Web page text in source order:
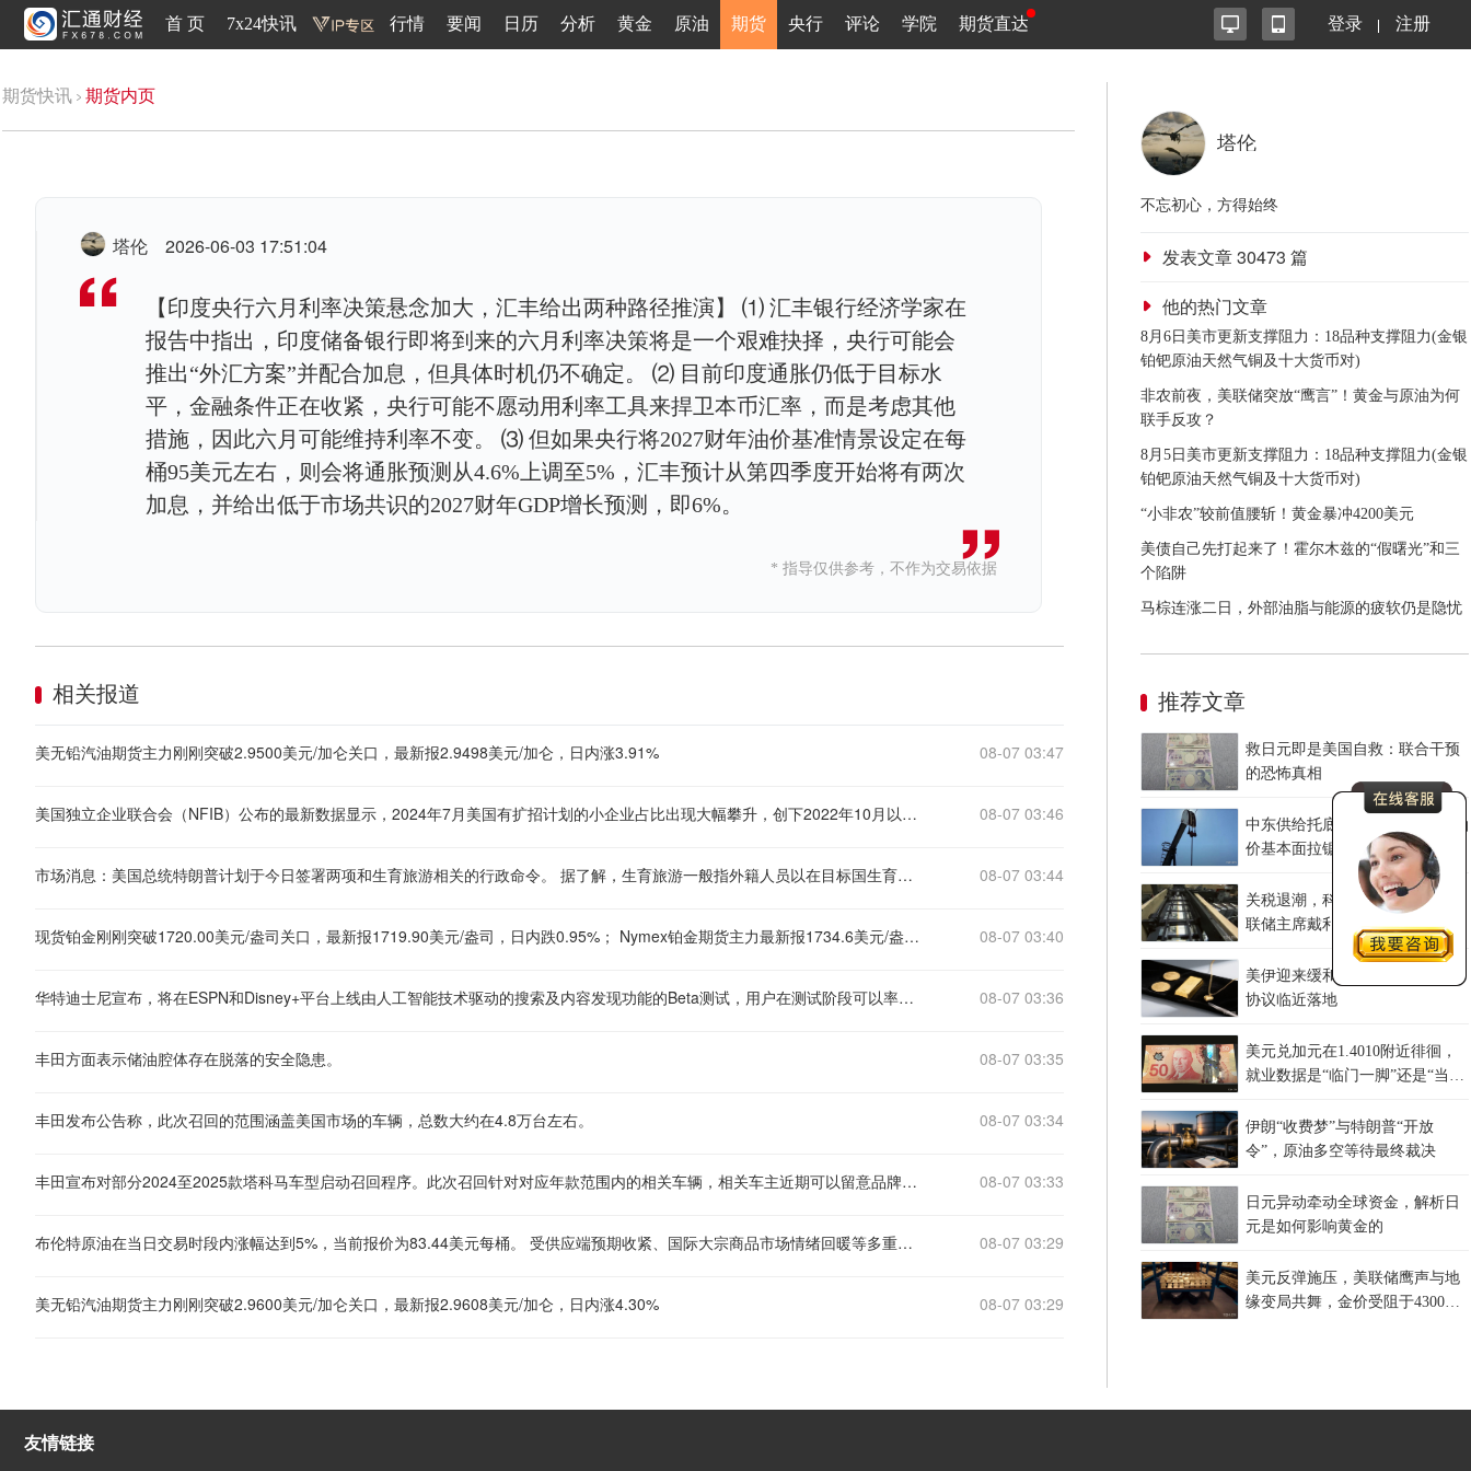
首 页 7x24快讯 行情 要闻 日历 分析 黄金 原油 期货 央行 评论 学院 期货直达 登录 注册
期货快讯 期货内页
塔伦 2026-06-03 17:51:04
【印度央行六月利率决策悬念加大，汇丰给出两种路径推演】 ⑴ 汇丰银行经济学家在
报告中指出，印度储备银行即将到来的六月利率决策将是一个艰难抉择，央行可能会
推出“外汇方案”并配合加息，但具体时机仍不确定。 ⑵ 目前印度通胀仍低于目标水
平，金融条件正在收紧，央行可能不愿动用利率工具来捍卫本币汇率，而是考虑其他
措施，因此六月可能维持利率不变。 ⑶ 但如果央行将2027财年油价基准情景设定在每
桶95美元左右，则会将通胀预测从4.6%上调至5%，汇丰预计从第四季度开始将有两次
加息，并给出低于市场共识的2027财年GDP增长预测，即6%。
* 指导仅供参考，不作为交易依据
相关报道
美无铅汽油期货主力刚刚突破2.9500美元/加仑关口，最新报2.9498美元/加仑，日内涨3.91% 08-07 03:47
美国独立企业联合会（NFIB）公布的最新数据显示，2024年7月美国有扩招计划的小企业占比出现大幅攀升，创下2022年10月以来的最高水平。其中，打算在未来三个月内新增雇员的企业主净占比达到20%，和6月的数据相比提升了9个百分点。 NFIB在周四发布的统计还显示，小企业就业指数上涨了近2个点，达到102.1，小企业群体始终是拉动美国就业增长的核心动力。本周发布的私营领域就业报告也显示，7月美国新增的就业岗位里，超半数都是由小企业贡献的。按照市场预期，周五将要公开的官方就业数据会显示，7月美国私营部门就业人数将环比增加8万人。 08-07 03:46
市场消息：美国总统特朗普计划于今日签署两项和生育旅游相关的行政命令。 据了解，生育旅游一般指外籍人员以在目标国生育从而让孩子获得该国国籍为主要目的的跨境旅行，相关政策调整通常会对跨境人员流动、移民管理等领域带来相应影响。 08-07 03:44
现货铂金刚刚突破1720.00美元/盎司关口，最新报1719.90美元/盎司，日内跌0.95%； Nymex铂金期货主力最新报1734.6美元/盎司，日内跌0.70%； 08-07 03:40
华特迪士尼宣布，将在ESPN和Disney+平台上线由人工智能技术驱动的搜索及内容发现功能的Beta测试，用户在测试阶段可以率先体验更为精准的内容匹配与查找服务，更高效地找到自己感兴趣的影视、体育赛事等相关内容。 08-07 03:36
丰田方面表示储油腔体存在脱落的安全隐患。 08-07 03:35
丰田发布公告称，此次召回的范围涵盖美国市场的车辆，总数大约在4.8万台左右。 08-07 03:34
丰田宣布对部分2024至2025款塔科马车型启动召回程序。此次召回针对对应年款范围内的相关车辆，相关车主近期可以留意品牌官方的通知，及时联系就近的丰田授权售后服务网点，查询自己的车辆是否在召回批次内，配合完成后续的隐患排查及相关处理工作，保障日常用车的安全。 08-07 03:33
布伦特原油在当日交易时段内涨幅达到5%，当前报价为83.44美元每桶。 受供应端预期收紧、国际大宗商品市场情绪回暖等多重因素影响，近期原油市场波动较为明显，此次日内大幅上涨也受到了全球能源市场参与者的广泛关注。 08-07 03:29
美无铅汽油期货主力刚刚突破2.9600美元/加仑关口，最新报2.9608美元/加仑，日内涨4.30% 08-07 03:29
塔伦
不忘初心，方得始终
发表文章30473 篇
他的热门文章
8月6日美市更新支撑阻力：18品种支撑阻力(金银
铂钯原油天然气铜及十大货币对)
非农前夜，美联储突放“鹰言”！黄金与原油为何
联手反攻？
8月5日美市更新支撑阻力：18品种支撑阻力(金银
铂钯原油天然气铜及十大货币对)
“小非农”较前值腰斩！黄金暴冲4200美元
美债自己先打起来了！霍尔木兹的“假曙光”和三
个陷阱
马棕连涨二日，外部油脂与能源的疲软仍是隐忧
推荐文章
救日元即是美国自救：联合干预
的恐怖真相
中东供给托底 美国油品紧平衡 油
价基本面拉锯战
关税退潮，科技加热——旧金山
联储主席戴利讲话中的美元线索
美伊迎来缓和窗口 霍尔木兹临时
协议临近落地
美元兑加元在1.4010附近徘徊，
就业数据是“临门一脚”还是“当头
伊朗“收费梦”与特朗普“开放
令”，原油多空等待最终裁决
日元异动牵动全球资金，解析日
元是如何影响黄金的
美元反弹施压，美联储鹰声与地
缘变局共舞，金价受阻于4300关
友情链接